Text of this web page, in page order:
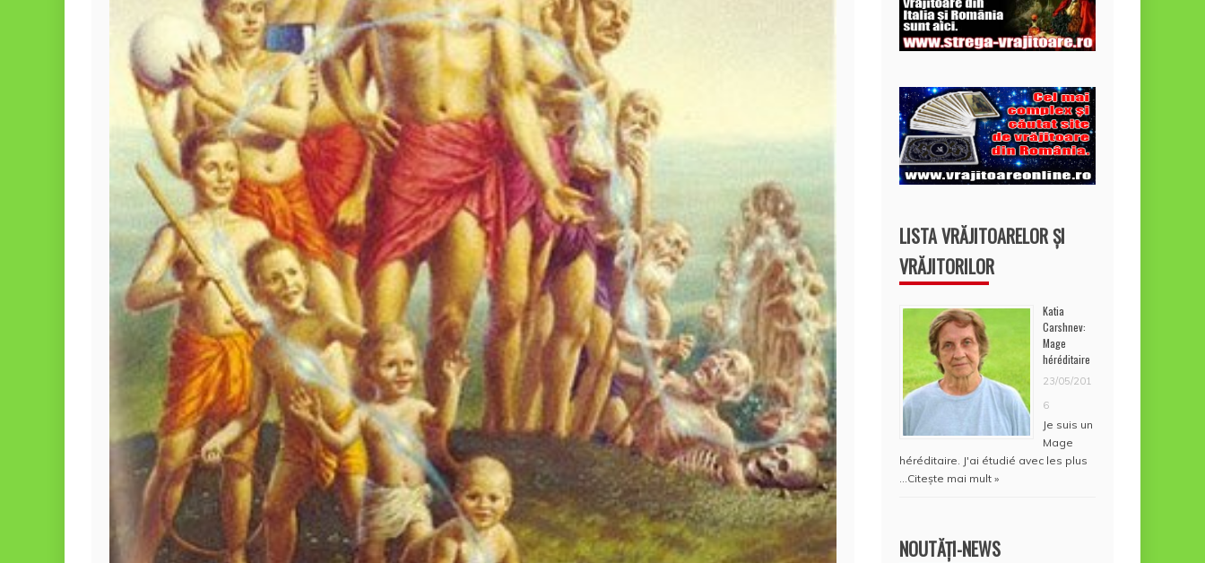
LISTA VRĂJITOARELOR ȘI
VRĂJITORILOR
Katia
Carshnev:
Mage
héréditaire
23/05/201
6
Je suis un
Mage
héréditaire. J'ai étudié avec les plus
Citește mai mult »
NOUTĂȚI-NEWS